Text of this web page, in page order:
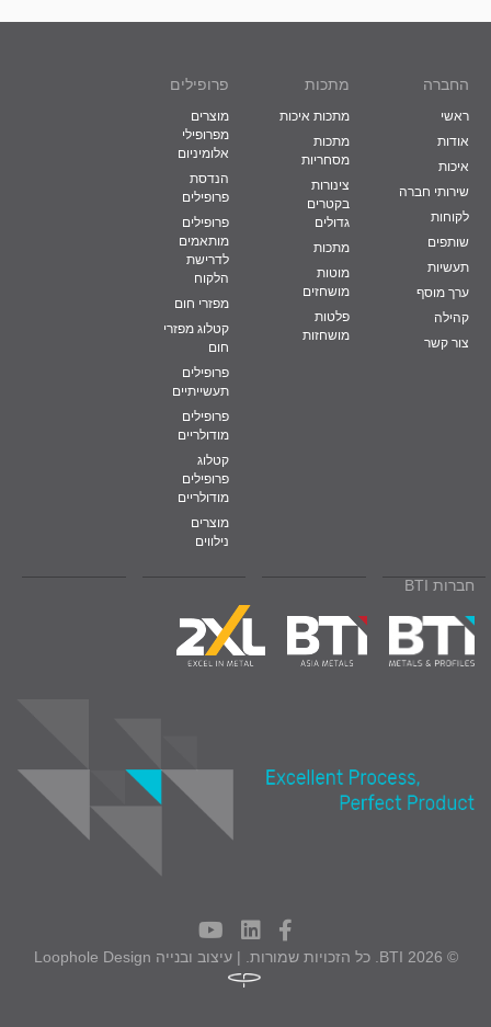
החברה
ראשי
אודות
איכות
שירותי חברה
לקוחות
שותפים
תעשיות
ערך מוסף
קהילה
צור קשר
מתכות
מתכות איכות
מתכות
מסחריות
צינורות
בקטרים
גדולים
מתכות
מוטות
מושחזים
פלטות
מושחזות
פרופילים
מוצרים
מפרופילי
אלומיניום
הנדסת
פרופילים
פרופילים
מותאמים
לדרישת
הלקוח
מפזרי חום
קטלוג מפזרי
חום
פרופילים
תעשייתיים
פרופילים
מודולריים
קטלוג
פרופילים
מודולריים
מוצרים
נילווים
חברות BTI
© 2026 BTI. כל הזכויות שמורות. | עיצוב ובנייה Loophole Design